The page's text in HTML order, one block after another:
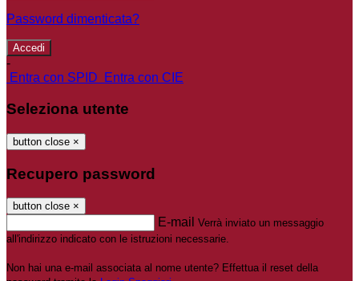
Password dimenticata?
-
Entra con SPID
Entra con CIE
Seleziona utente
button close ×
Recupero password
button close ×
E-mail Verrà inviato un messaggio
all'indirizzo indicato con le istruzioni necessarie.
Non hai una e-mail associata al nome utente? Effettua il reset della